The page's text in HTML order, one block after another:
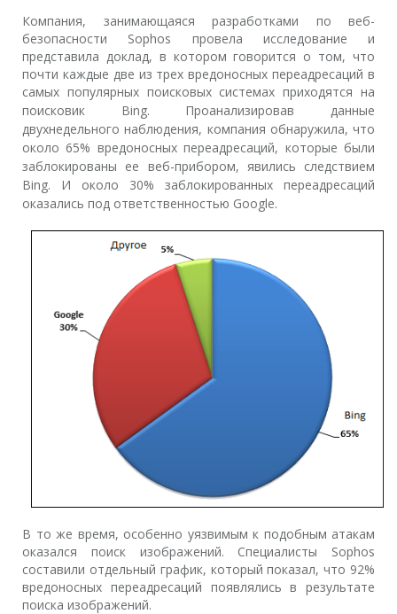
Компания, занимающаяся разработками по веб-
безопасности Sophos провела исследование и
представила доклад, в котором говорится о том, что
почти каждые две из трех вредоносных переадресаций в
самых популярных поисковых системах приходятся на
поисковик Bing. Проанализировав данные
двухнедельного наблюдения, компания обнаружила, что
около 65% вредоносных переадресаций, которые были
заблокированы ее веб-прибором, явились следствием
Bing. И около 30% заблокированных переадресаций
оказались под ответственностью Google.
В то же время, особенно уязвимым к подобным атакам
оказался поиск изображений. Специалисты Sophos
составили отдельный график, который показал, что 92%
вредоносных переадресаций появлялись в результате
поиска изображений.